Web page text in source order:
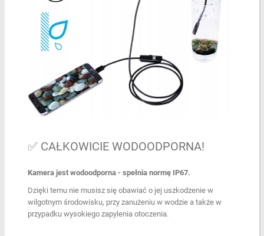
✅ CAŁKOWICIE WODOODPORNA!
Kamera jest wodoodporna - spełnia normę IP67.
Dzięki temu nie musisz się obawiać o jej uszkodzenie w
wilgotnym środowisku, przy zanużeniu w wodzie a także w
przypadku wysokiego zapylenia otoczenia.